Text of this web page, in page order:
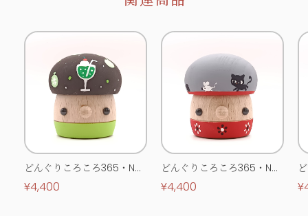
どんぐりころころ365・No.
0513
¥4,400
どんぐりころころ365・No.
0514
¥4,400